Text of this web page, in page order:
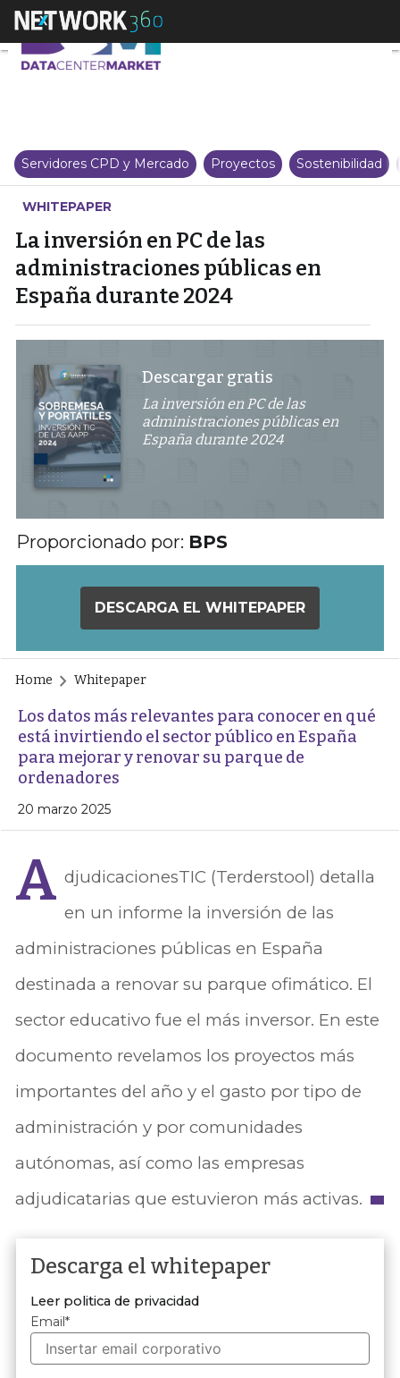
La inversión en PC de las
Servidores CPD y Mercado Proyectos Sostenibilidad
WHITEPAPER
La inversión en PC de las
administraciones públicas en
España durante 2024
Descargar gratis
La inversión en PC de las
administraciones públicas en
España durante 2024
Proporcionado por: BPS
DESCARGA EL WHITEPAPER
Home Whitepaper
Los datos más relevantes para conocer en qué
está invirtiendo el sector público en España
para mejorar y renovar su parque de
ordenadores
20 marzo 2025
A djudicacionesTIC (Terderstool) detalla
en un informe la inversión de las
administraciones públicas en España
destinada a renovar su parque ofimático. El
sector educativo fue el más inversor. En este
documento revelamos los proyectos más
importantes del año y el gasto por tipo de
administración y por comunidades
autónomas, así como las empresas
adjudicatarias que estuvieron más activas.
Descarga el whitepaper
Leer politica de privacidad
Email*